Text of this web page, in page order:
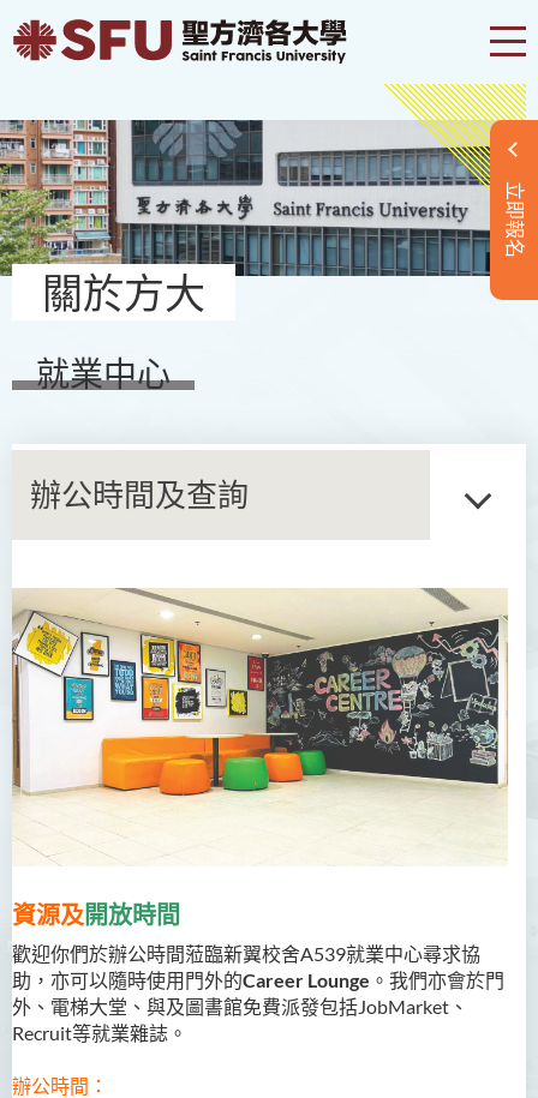
立即報名
關於方大
就業中心
辦公時間及查詢
資源及 開放時間
歡迎你們於辦公時間蒞臨新翼校舍A539就業中心尋求協
助，亦可以隨時使用門外的Career Lounge 。我們亦會於門
外、電梯大堂、與及圖書館免費派發包括JobMarket、
Recruit等就業雜誌。
辦公時間：
關於我們
職位搜索
就業培訓
職業諮詢
職業博覽會
僱主合作
預約面談
辦公時間及查詢